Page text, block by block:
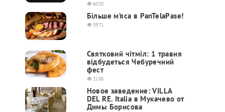
6020
Більше м’яса в PanTelaPasе!
3971
Святковий чітміл: 1 травня
відбудеться Чебуречний
фест
2188
Новое заведение: VILLA
DEL RE. Italia в Мукачево от
Димы Борисова